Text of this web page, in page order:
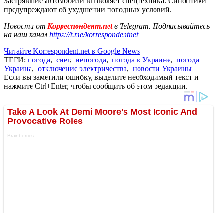
предупреждают об ухудшении погодных условий.
Новости от Корреспондент.netв Telegram. Подписывайтесь
на наш канал https://t.me/korrespondentnet
Читайте Korrespondent.net в Google News
ТЕГИ: погода, снег, непогода, погода в Украине, погода
Украина, отключение электричества, новости Украины
Если вы заметили ошибку, выделите необходимый текст и
нажмите Ctrl+Enter, чтобы сообщить об этом редакции.